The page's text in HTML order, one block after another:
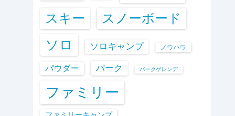
スキー スノーボード
ソロ ソロキャンプ ノウハウ
パウダー パーク パークゲレンデ
ファミリー